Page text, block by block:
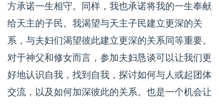
方承诺一生相守。同样，我也承诺将我的一生奉献
给天主的子民。我渴望与天主子民建立更深的关
系，与夫妇们渴望彼此建立更深的关系同等重要。
对于神父和修女而言，参加夫妇恳谈可以让我们更
好地认识自我，找到自我，探讨如何与人或起团体
交流，以及如何加深彼此的关系。也是一个机会让